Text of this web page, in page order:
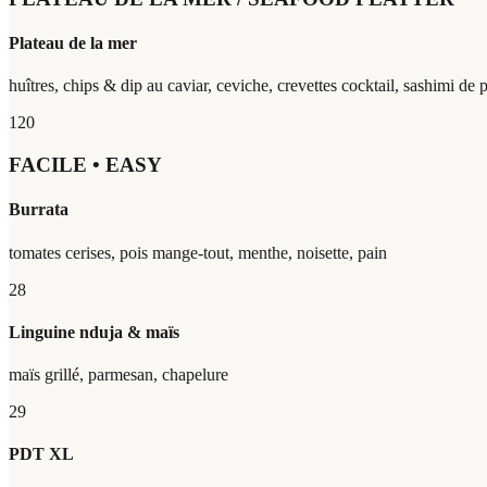
Plateau de la mer
huîtres, chips & dip au caviar, ceviche, crevettes cocktail, sashimi de
120
FACILE • EASY
Burrata
tomates cerises, pois mange-tout, menthe, noisette, pain
28
Linguine nduja & maïs
maïs grillé, parmesan, chapelure
29
PDT XL